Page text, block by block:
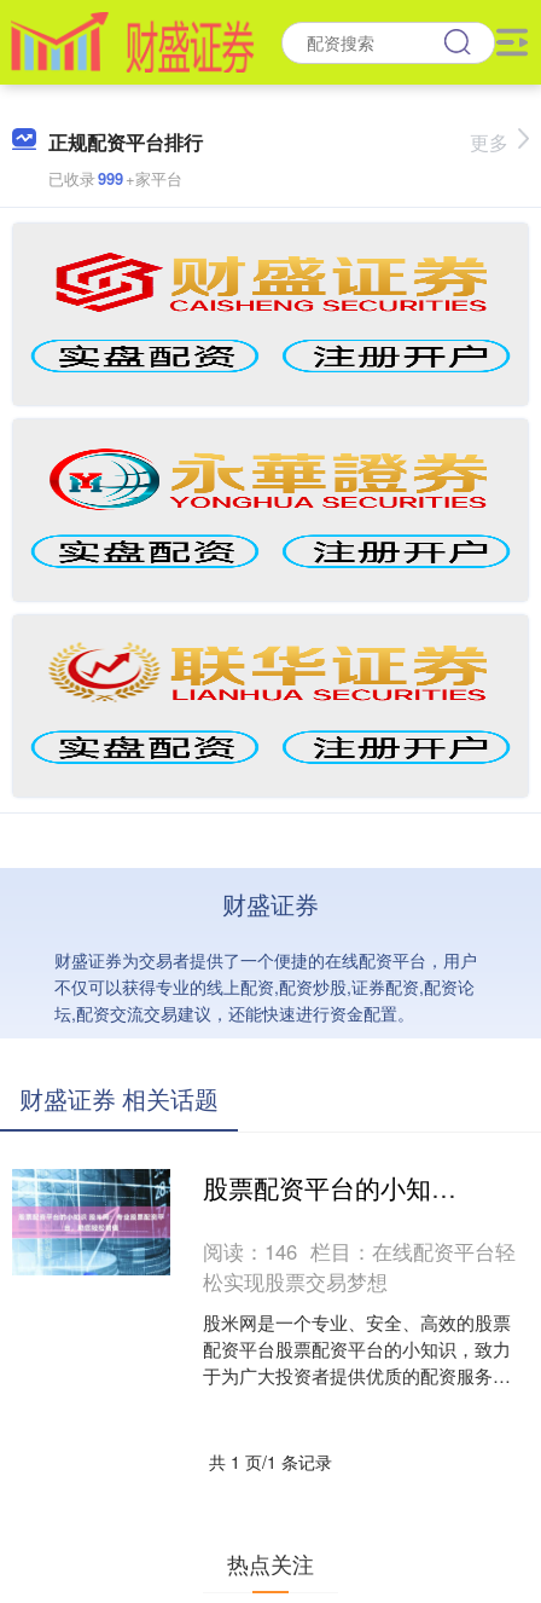
正规配资平台排行
已收录999+家平台
更多
财盛证券
财盛证券为交易者提供了一个便捷的在线配资平台，用户
不仅可以获得专业的线上配资,配资炒股,证券配资,配资论
坛,配资交流交易建议，还能快速进行资金配置。
财盛证券 相关话题
股票配资平台的小知识 股米网：专业股票配资平台，助您轻松增值
阅读： 146 栏目：在线配资平台轻
松实现股票交易梦想
股米网是一个专业、安全、高效的股票
配资平台股票配资平台的小知识，致力
于为广大投资者提供优质的配资服务。
共 1 页/1 条记录
热点关注